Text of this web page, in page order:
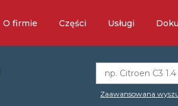
O firmie Części Usługi
Zaawansowana